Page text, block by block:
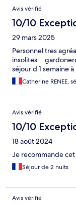
Avis vérifié
10/10
29 mars 2025
Personnel tres
insolites...
séjour d 1 semaine
Catherine RENEE,
Avis vérifié
10/10
18 août 2024
Je recommande
Séjour de 2 nuits
Avis vérifié